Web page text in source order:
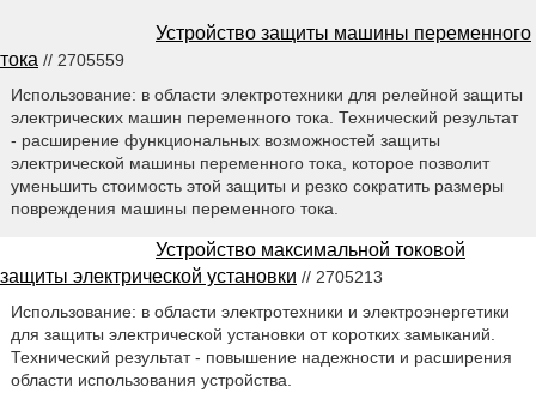
Устройство защиты машины переменного
тока // 2705559
Использование: в области электротехники для релейной защиты
электрических машин переменного тока. Технический результат
- расширение функциональных возможностей защиты
электрической машины переменного тока, которое позволит
уменьшить стоимость этой защиты и резко сократить размеры
повреждения машины переменного тока.
Устройство максимальной токовой
защиты электрической установки // 2705213
Использование: в области электротехники и электроэнергетики
для защиты электрической установки от коротких замыканий.
Технический результат - повышение надежности и расширения
области использования устройства.